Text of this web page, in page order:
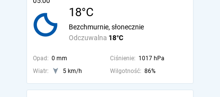
18°C
Odczuwalna 18°C
Bezchmurnie, słonecznie
Opad: 0 mm Ciśnienie: 1017 hPa
Wiatr:
5 km/h Wilgotność: 86%